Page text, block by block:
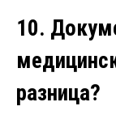
10.
разница?